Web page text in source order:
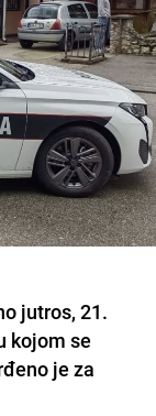
jutros, 21.
kojom se
je za